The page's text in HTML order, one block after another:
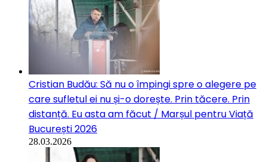
Cristian Budău: Să nu o împingi spre o alegere pe
care sufletul ei nu și-o dorește. Prin tăcere. Prin
distanță. Eu asta am făcut / Marșul pentru Viață
București 2026
28.03.2026